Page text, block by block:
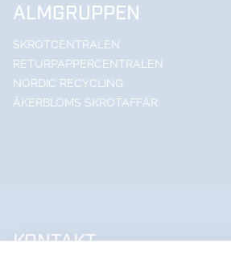
ALMGRUPPEN
SKROTCENTRALEN
RETURPAPPERCENTRALEN
NORDIC RECYCLING
ÅKERBLOMS SKROTAFFÄR
KONTAKT